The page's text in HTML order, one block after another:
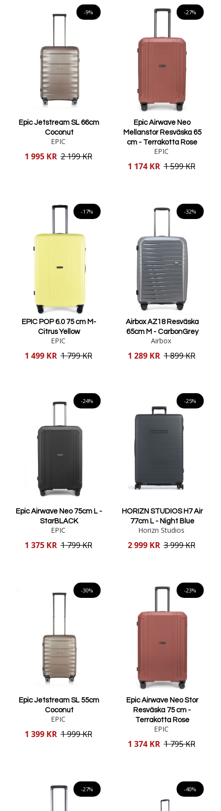
-9%
Epic Jetstream SL 66cm
Coconut
EPIC
Reducerat
1 995 KR 2 199 KR
-27%
Epic Airwave Neo
Mellanstor Resväska 65
cm - Terrakotta Rose
EPIC
Reducerat
1 174 KR 1 599 KR
-17%
EPIC POP 6.0 75 cm M-
Citrus Yellow
EPIC
Reducerat
1 499 KR 1 799 KR
-32%
Airbox AZ18 Resväska
65cm M - CarbonGrey
Airbox
Reducerat
1 289 KR 1 899 KR
-24%
Epic Airwave Neo 75cm L -
StarBLACK
EPIC
Reducerat
1 375 KR 1 799 KR
-25%
HORIZN STUDIOS H7 Air
77cm L - Night Blue
Horizn Studios
Reducerat
2 999 KR 3 999 KR
-30%
Epic Jetstream SL 55cm
Coconut
EPIC
Reducerat
1 399 KR 1 999 KR
-23%
Epic Airwave Neo Stor
Resväska 75 cm -
Terrakotta Rose
EPIC
Reducerat
1 374 KR 1 795 KR
-27% -40%